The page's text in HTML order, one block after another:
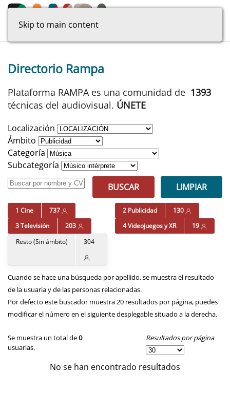
Skip to main content
Directorio Rampa
Plataforma RAMPA es una comunidad de 1393
técnicas del audiovisual. ÚNETE
Localización
Ámbito
Categoría
Subcategoría
BUSCAR
LIMPIAR
1 Cine 737 2 Publicidad
130
3 Televisión
203 4 Videojuegos y XR
19
Resto (Sin ámbito)
304
Cuando se hace una búsqueda por apellido, se muestra el resultado
de la usuaria y de las personas relacionadas.
Por defecto este buscador muestra 20 resultados por página, puedes
modificar el número en el siguiente desplegable situado a la derecha.
Se muestra un total de0
usuarias.
Resultados por página
No se han encontrado resultados